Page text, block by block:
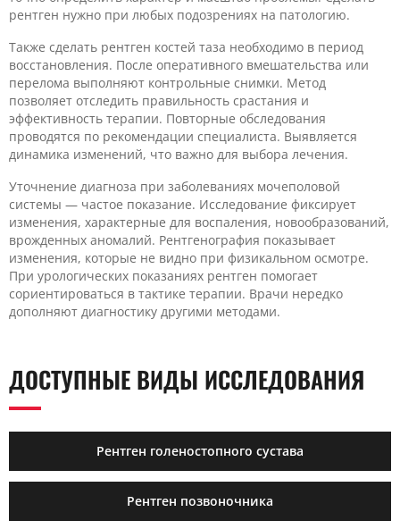
рентген нужно при любых подозрениях на патологию.
Также сделать рентген костей таза необходимо в период
восстановления. После оперативного вмешательства или
перелома выполняют контрольные снимки. Метод
позволяет отследить правильность срастания и
эффективность терапии. Повторные обследования
проводятся по рекомендации специалиста. Выявляется
динамика изменений, что важно для выбора лечения.
Уточнение диагноза при заболеваниях мочеполовой
системы — частое показание. Исследование фиксирует
изменения, характерные для воспаления, новообразований,
врожденных аномалий. Рентгенография показывает
изменения, которые не видно при физикальном осмотре.
При урологических показаниях рентген помогает
сориентироваться в тактике терапии. Врачи нередко
дополняют диагностику другими методами.
ДОСТУПНЫЕ ВИДЫ ИССЛЕДОВАНИЯ
Рентген голеностопного сустава
Рентген позвоночника